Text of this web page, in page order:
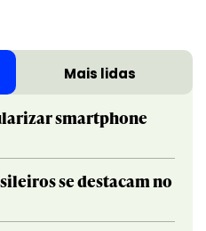
Mais lidas
smartphone
se destacam no